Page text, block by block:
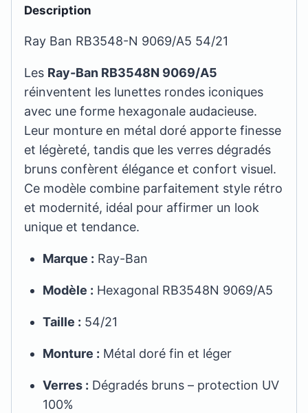
Description
Ray Ban RB3548-N 9069/A5 54/21
Les Ray-Ban RB3548N 9069/A5
réinventent les lunettes rondes iconiques
avec une forme hexagonale audacieuse.
Leur monture en métal doré apporte finesse
et légèreté, tandis que les verres dégradés
bruns confèrent élégance et confort visuel.
Ce modèle combine parfaitement style rétro
et modernité, idéal pour affirmer un look
unique et tendance.
Marque : Ray-Ban
Modèle : Hexagonal RB3548N 9069/A5
Taille : 54/21
Monture : Métal doré fin et léger
Verres : Dégradés bruns – protection UV
100%